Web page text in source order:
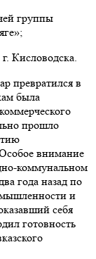
группы
Кисловодска.
превратился в
была
прошло
внимание
коммунальном
года назад по
и
себя
готовность